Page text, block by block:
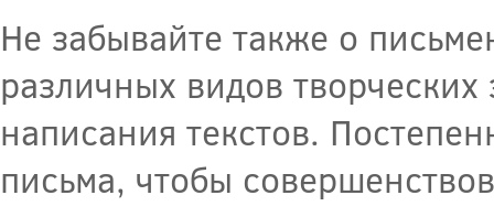
Не забывайте также о
различных видов
написания текстов.
письма, чтобы